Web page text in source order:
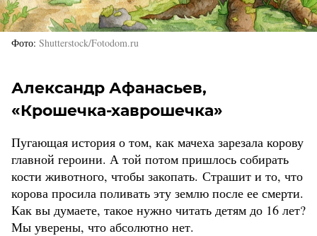
Фото Shutterstock/Fotodom.ru
Александр Афанасьев,
«Крошечка-хаврошечка»
Пугающая история о том, как мачеха зарезала корову
главной героини. А той потом пришлось собирать
кости животного, чтобы закопать. Страшит и то, что
корова просила поливать эту землю после ее смерти.
Как вы думаете, такое нужно читать детям до 16 лет?
Мы уверены, что абсолютно нет.